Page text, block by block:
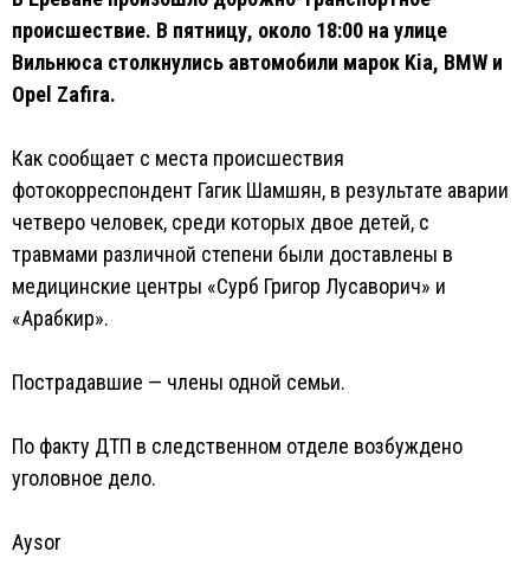
происшествие. В пятницу, около 18:00 на улице
Вильнюса столкнулись автомобили марок Kia, BMW и
Opel Zafira.
Как сообщает с места происшествия
фотокорреспондент Гагик Шамшян, в результате аварии
четверо человек, среди которых двое детей, с
травмами различной степени были доставлены в
медицинские центры «Сурб Григор Лусаворич» и
«Арабкир».
Пострадавшие — члены одной семьи.
По факту ДТП в следственном отделе возбуждено
уголовное дело.
Aysor